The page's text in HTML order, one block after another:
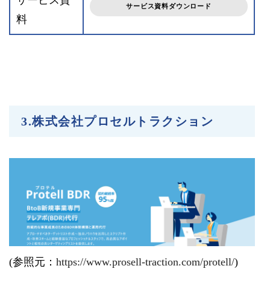
料
サービス資料ダウンロード
3.株式会社プロセルトラクション
(参照元： https://www.prosell-traction.com/protell/)